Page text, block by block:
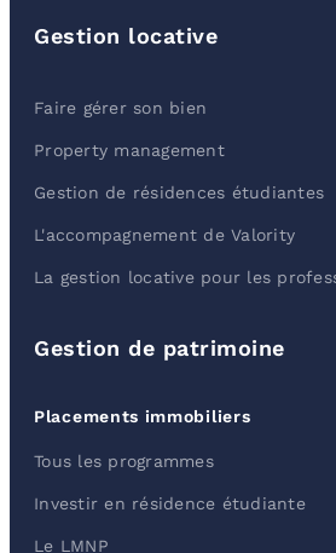
Gestion locative
Faire gérer son bien
Property management
Gestion de résidences étudiantes
L'accompagnement de Valority
La gestion locative pour les
Gestion de patrimoine
Placements immobiliers
Tous les programmes
Investir en résidence étudiante
Le LMNP